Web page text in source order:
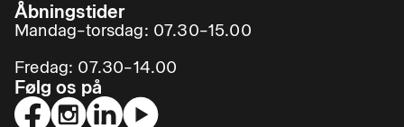
Åbningstider
Mandag–torsdag: 07.30–15.00
Fredag: 07.30–14.00
Følg os på